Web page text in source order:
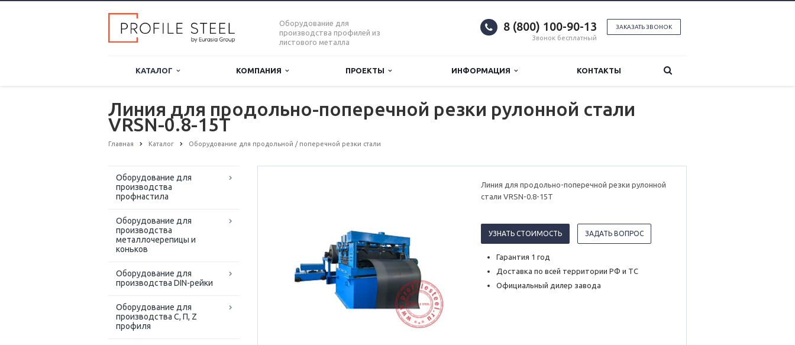
Оборудование для
производства профилей из
листового металла
ЗАКАЗАТЬ ЗВОНОК
8 (800) 100-90-13
Звонок бесплатный
КАТАЛОГ КОМПАНИЯ ПРОЕКТЫ ИНФОРМАЦИЯ КОНТАКТЫ
Линия для продольно-поперечной резки рулонной стали
VRSN-0.8-15T
Главная Каталог Оборудование для продольной / поперечной резки стали
Оборудование для
производства
профнастила
Оборудование для
производства
металлочерепицы и
коньков
Оборудование для
производства DIN-рейки
Оборудование для
производства С, П, Z
профиля
Линия для продольно-поперечной резки рулонной
стали VRSN-0.8-15T
УЗНАТЬ СТОИМОСТЬ ЗАДАТЬ ВОПРОС
Гарантия 1 год
Доставка по всей территории РФ и ТС
Официальный дилер завода